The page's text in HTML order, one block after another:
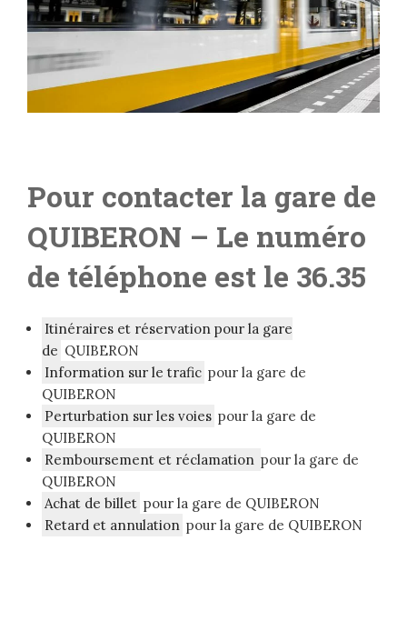
Pour contacter la gare de
QUIBERON – Le numéro
de téléphone est le 36.35
Itinéraires et réservation pour la gare
de QUIBERON
Information sur le trafic pour la gare de
QUIBERON
Perturbation sur les voies pour la gare de
QUIBERON
Remboursement et réclamation pour la gare de
QUIBERON
Achat de billet pour la gare de QUIBERON
Retard et annulation pour la gare de QUIBERON